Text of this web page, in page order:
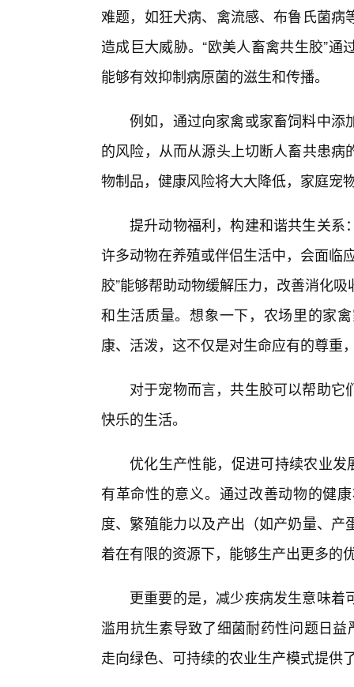
难题，如狂犬病、禽流感、布鲁氏菌
造成巨大威胁。“欧美人畜禽共生胶”
能够有效抑制病原菌的滋生和传播。
例如，通过向家禽或家畜饲料中添
的风险，从而从源头上切断人畜共患
物制品，健康风险将大大降低，家庭宠
提升动物福利，构建和谐共生关系
许多动物在养殖或伴侣生活中，会面临
胶”能够帮助动物缓解压力，改善消化
和生活质量。想象一下，农场里的家
康、活泼，这不仅是对生命应有的尊重
对于宠物而言，共生胶可以帮助
快乐的生活。
优化生产性能，促进可持续农业发
有革命性的意义。通过改善动物的健
度、繁殖能力以及产出（如产奶量、
着在有限的资源下，能够生产出更多的
更重要的是，减少疾病发生意味
滥用抗生素导致了细菌耐药性问题日
走向绿色、可持续的农业生产模式提供